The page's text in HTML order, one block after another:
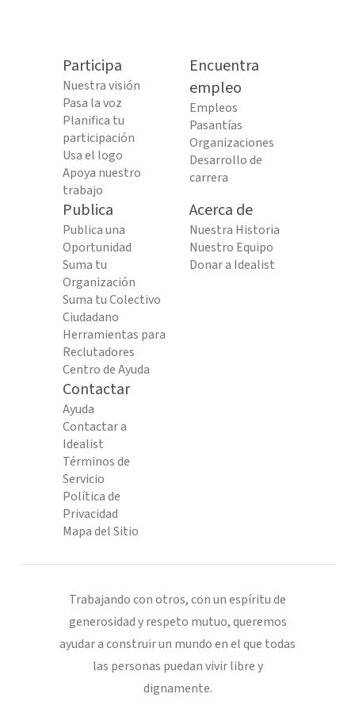
Participa
Nuestra visión
Pasa la voz
Planifica tu
participación
Usa el logo
Apoya nuestro
trabajo
Encuentra
empleo
Empleos
Pasantías
Organizaciones
Desarrollo de
carrera
Publica
Publica una
Oportunidad
Suma tu
Organización
Suma tu Colectivo
Ciudadano
Herramientas para
Reclutadores
Centro de Ayuda
Acerca de
Nuestra Historia
Nuestro Equipo
Donar a Idealist
Contactar
Ayuda
Contactar a
Idealist
Términos de
Servicio
Política de
Privacidad
Mapa del Sitio
Trabajando con otros, con un espíritu de
generosidad y respeto mutuo, queremos
ayudar a construir un mundo en el que todas
las personas puedan vivir libre y
dignamente.